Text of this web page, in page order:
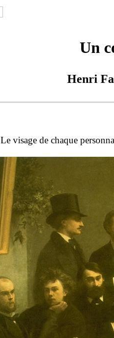
Un
Henri
Le visage de chaque